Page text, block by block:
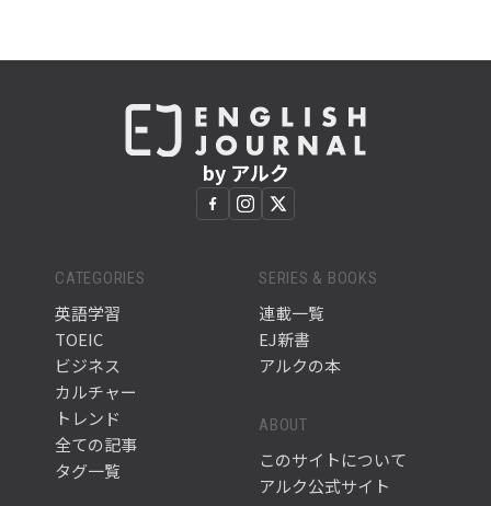
by アルク
CATEGORIES
英語学習
TOEIC
ビジネス
カルチャー
トレンド
全ての記事
タグ一覧
SERIES & BOOKS
連載一覧
EJ新書
アルクの本
ABOUT
このサイトについて
アルク公式サイト